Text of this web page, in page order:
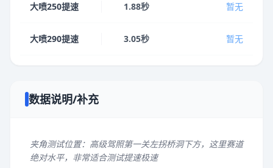
大喷250提速 1.88秒 暂无
大喷290提速 3.05秒 暂无
数据说明/补充
夹角测试位置：高级驾照第一关左拐桥洞下方，这里赛道
绝对水平，非常适合测试提速极速